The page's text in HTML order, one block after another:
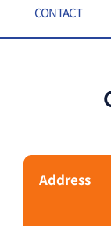
CONTACT
Address